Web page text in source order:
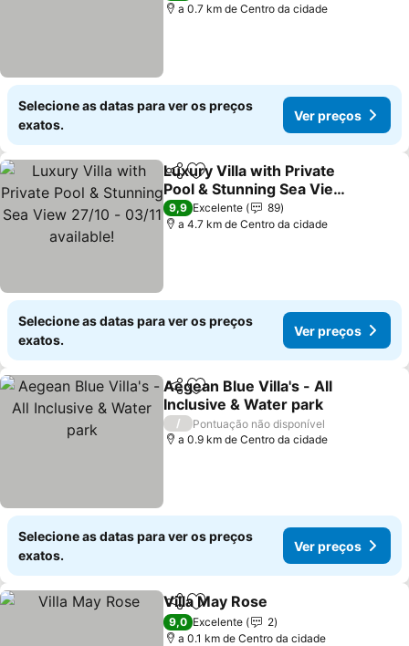
a 0.7 km de Centro da cidade
Selecione as datas para ver os preços
exatos.
Ver preços
PartilharAdicionar aos favoritos
Luxury Villa with Private
Pool & Stunning Sea View
27/10 - 03/11 available!
9,9 Excelente
89
a 4.7 km de Centro da cidade
Selecione as datas para ver os preços
exatos.
Ver preços
PartilharAdicionar aos favoritos
Aegean Blue Villa's - All
Inclusive & Water park
/
Pontuação não disponível
a 0.9 km de Centro da cidade
Selecione as datas para ver os preços
exatos.
Ver preços
PartilharAdicionar aos favoritos
Villa May Rose
9,0 Excelente
2
a 0.1 km de Centro da cidade